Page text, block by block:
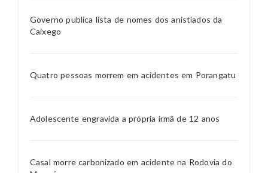
Governo publica lista de nomes dos anistiados da
Caixego
Quatro pessoas morrem em acidentes em Porangatu
Adolescente engravida a própria irmã de 12 anos
Casal morre carbonizado em acidente na Rodovia do